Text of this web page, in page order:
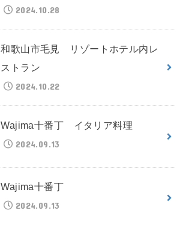
2024.10.28
和歌山市毛見 リゾートホテル内レ
ストラン
2024.10.22
Wajima十番丁 イタリア料理
2024.09.13
Wajima十番丁
2024.09.13